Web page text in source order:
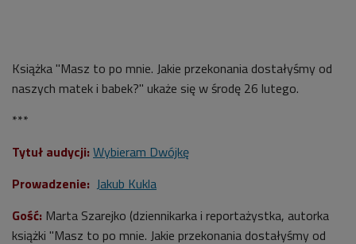
Książka "Masz to po mnie. Jakie przekonania dostałyśmy od
naszych matek i babek?" ukaże się w środę 26 lutego.
***
Tytuł audycji: Wybieram Dwójkę
Prowadzenie: Jakub Kukla
Gość: Marta Szarejko (dziennikarka i reportażystka, autorka
książki "Masz to po mnie. Jakie przekonania dostałyśmy od